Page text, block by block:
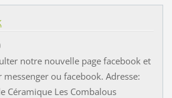
notre nouvelle page facebook et
ou facebook. Adresse:
Céramique Les Combalous